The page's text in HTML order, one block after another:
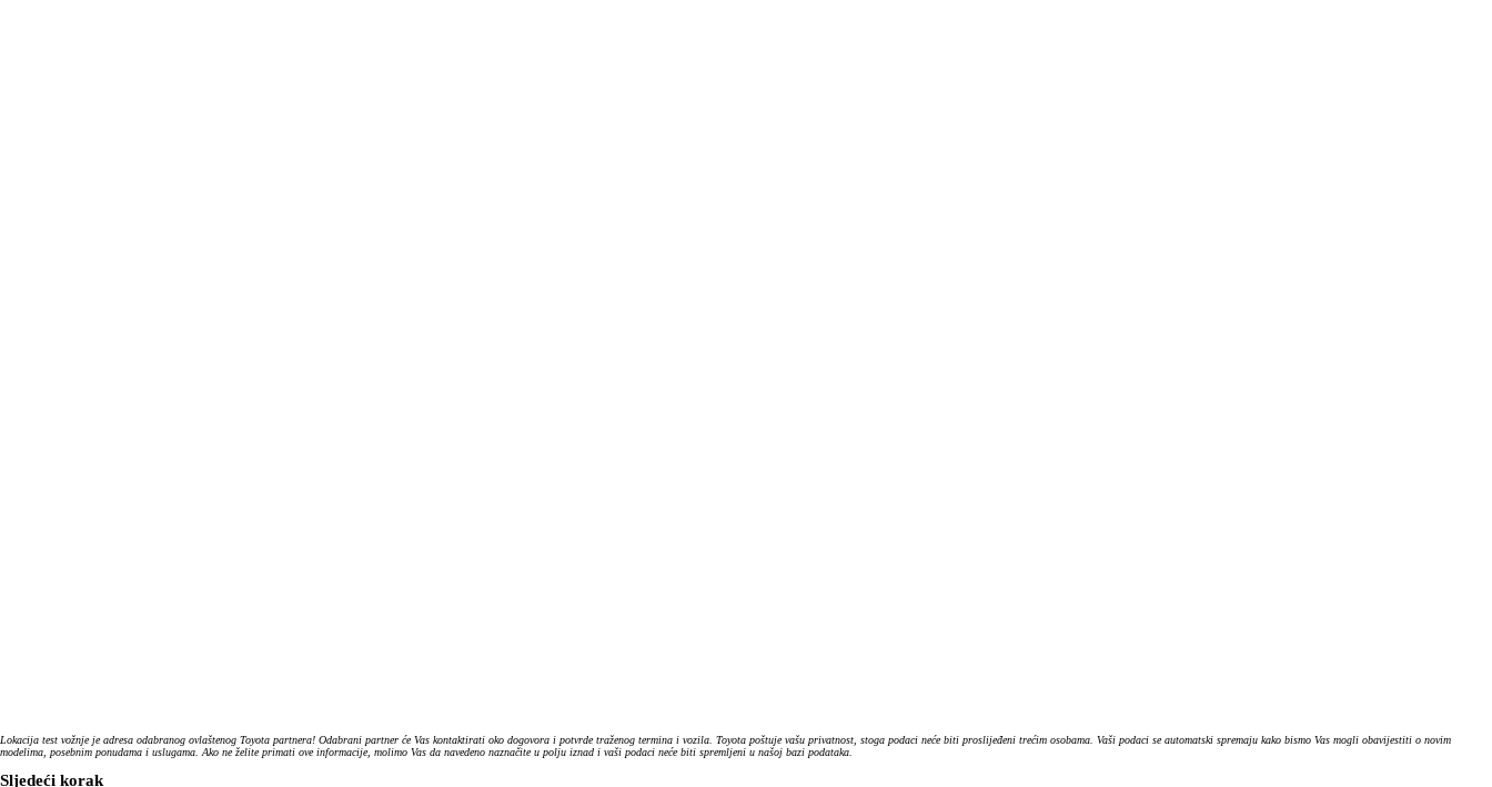
Lokacija test vožnje je adresa odabranog ovlaštenog Toyota partnera! Odabrani partner će Vas kontaktirati oko dogovora i potvrde traženog termina i vozila. Toyota poštuje vašu privatnost, stoga podaci neće biti proslijeđeni trećim osobama. Vaši podaci se automatski spremaju kako bismo Vas mogli obavijestiti o novim
modelima, posebnim ponudama i uslugama. Ako ne želite primati ove informacije, molimo Vas da navedeno naznačite u polju iznad i vaši podaci neće biti spremljeni u našoj bazi podataka.
Sljedeći korak